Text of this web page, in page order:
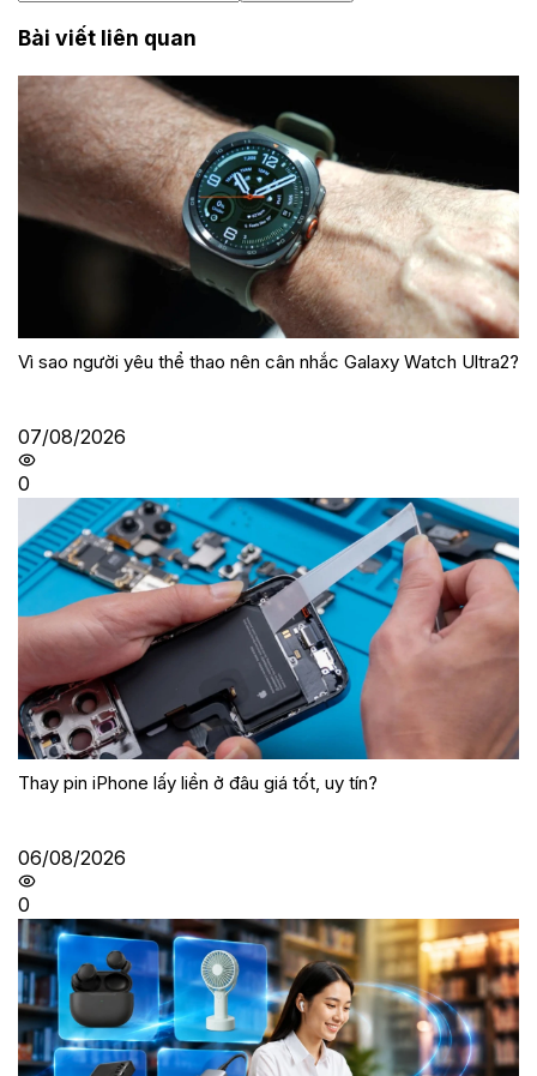
Bài viết liên quan
Vì sao người yêu thể thao nên cân nhắc Galaxy Watch Ultra2?
07/08/2026
0
Thay pin iPhone lấy liền ở đâu giá tốt, uy tín?
06/08/2026
0